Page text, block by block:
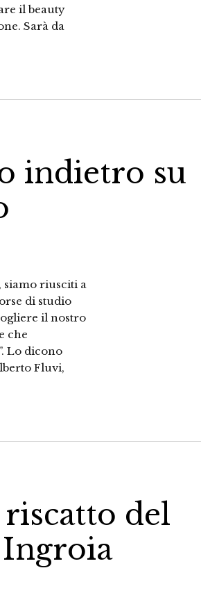
il beauty
Sarà da
indietro su
siamo riusciti a
di studio
il nostro
che
Lo dicono
Fluvi,
riscatto del